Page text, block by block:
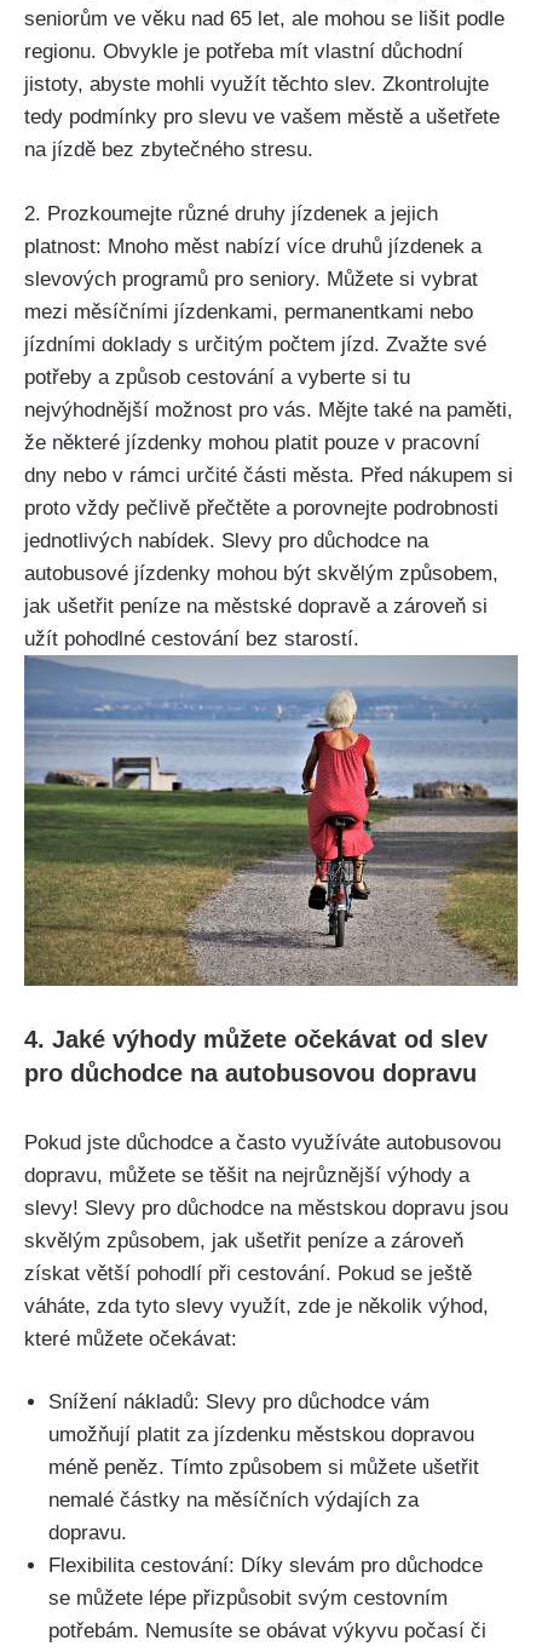
seniorům ve věku nad 65 let, ale mohou se lišit podle
regionu. Obvykle je potřeba mít vlastní důchodní
jistoty, abyste mohli využít těchto slev. Zkontrolujte
tedy podmínky pro slevu ve vašem městě a ušetřete
na jízdě bez zbytečného stresu.
2. Prozkoumejte různé druhy jízdenek a jejich
platnost: Mnoho měst nabízí více druhů jízdenek a
slevových programů pro seniory. Můžete si vybrat
mezi měsíčními jízdenkami, permanentkami nebo
jízdními doklady s určitým počtem jízd. Zvažte své
potřeby a způsob cestování a vyberte si tu
nejvýhodnější možnost pro vás. Mějte také na paměti,
že některé jízdenky mohou platit pouze v pracovní
dny nebo v rámci určité části města. Před nákupem si
proto vždy pečlivě přečtěte a porovnejte podrobnosti
jednotlivých nabídek. Slevy pro důchodce na
autobusové jízdenky mohou být skvělým způsobem,
jak ušetřit peníze na městské dopravě a zároveň si
užít pohodlné cestování bez starostí.
4. Jaké výhody můžete očekávat od slev
pro důchodce na autobusovou dopravu
Pokud jste důchodce a často využíváte autobusovou
dopravu, můžete se těšit na nejrůznější výhody a
slevy! Slevy pro důchodce na městskou dopravu jsou
skvělým způsobem, jak ušetřit peníze a zároveň
získat větší pohodlí při cestování. Pokud se ještě
váháte, zda tyto slevy využít, zde je několik výhod,
které můžete očekávat:
Snížení nákladů: Slevy pro důchodce vám
umožňují platit za jízdenku městskou dopravou
méně peněz. Tímto způsobem si můžete ušetřit
nemalé částky na měsíčních výdajích za
dopravu.
Flexibilita cestování: Díky slevám pro důchodce
se můžete lépe přizpůsobit svým cestovním
potřebám. Nemusíte se obávat výkyvu počasí či